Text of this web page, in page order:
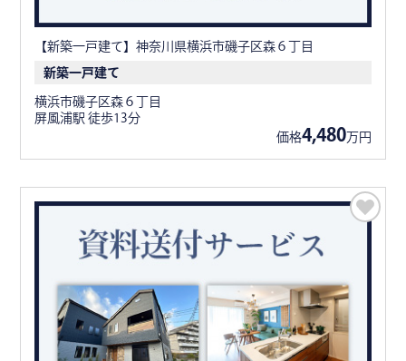
【新築一戸建て】神奈川県横浜市磯子区森６丁目
新築一戸建て
横浜市磯子区森６丁目
屏風浦駅 徒歩13分
価格4,480万円